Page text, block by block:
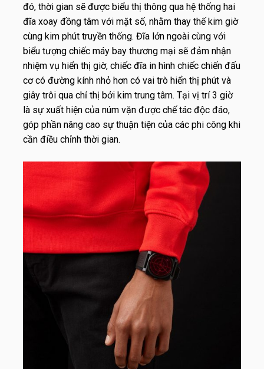
đó, thời gian sẽ được biểu thị thông qua hệ thống hai
đĩa xoay đồng tâm với mặt số, nhằm thay thế kim giờ
cùng kim phút truyền thống. Đĩa lớn ngoài cùng với
biểu tượng chiếc máy bay thương mại sẽ đảm nhận
nhiệm vụ hiển thị giờ, chiếc đĩa in hình chiếc chiến đấu
cơ có đường kính nhỏ hơn có vai trò hiển thị phút và
giây trôi qua chỉ thị bởi kim trung tâm. Tại vị trí 3 giờ
là sự xuất hiện của núm vặn được chế tác độc đáo,
góp phần nâng cao sự thuận tiện của các phi công khi
cần điều chỉnh thời gian.